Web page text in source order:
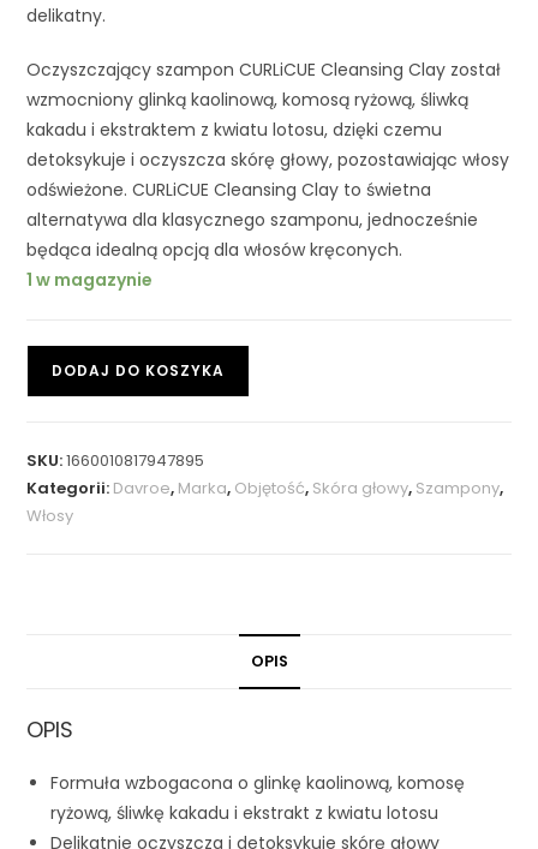
delikatny.
Oczyszczający szampon CURLiCUE Cleansing Clay został
wzmocniony glinką kaolinową, komosą ryżową, śliwką
kakadu i ekstraktem z kwiatu lotosu, dzięki czemu
detoksykuje i oczyszcza skórę głowy, pozostawiając włosy
odświeżone. CURLiCUE Cleansing Clay to świetna
alternatywa dla klasycznego szamponu, jednocześnie
będąca idealną opcją dla włosów kręconych.
1 w magazynie
DODAJ DO KOSZYKA
SKU:1660010817947895
Kategorii: Davroe, Marka, Objętość, Skóra głowy, Szampony,
Włosy
OPIS
OPIS
Formuła wzbogacona o glinkę kaolinową, komosę
ryżową, śliwkę kakadu i ekstrakt z kwiatu lotosu
Delikatnie oczyszcza i detoksykuje skórę głowy